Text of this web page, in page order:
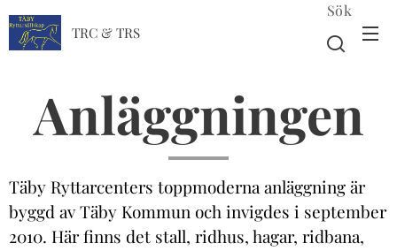
TRC & TRS
Sök
Anläggningen
Täby Ryttarcenters toppmoderna anläggning är
byggd av Täby Kommun och invigdes i september
2010. Här finns det stall, ridhus, hagar, ridbana,